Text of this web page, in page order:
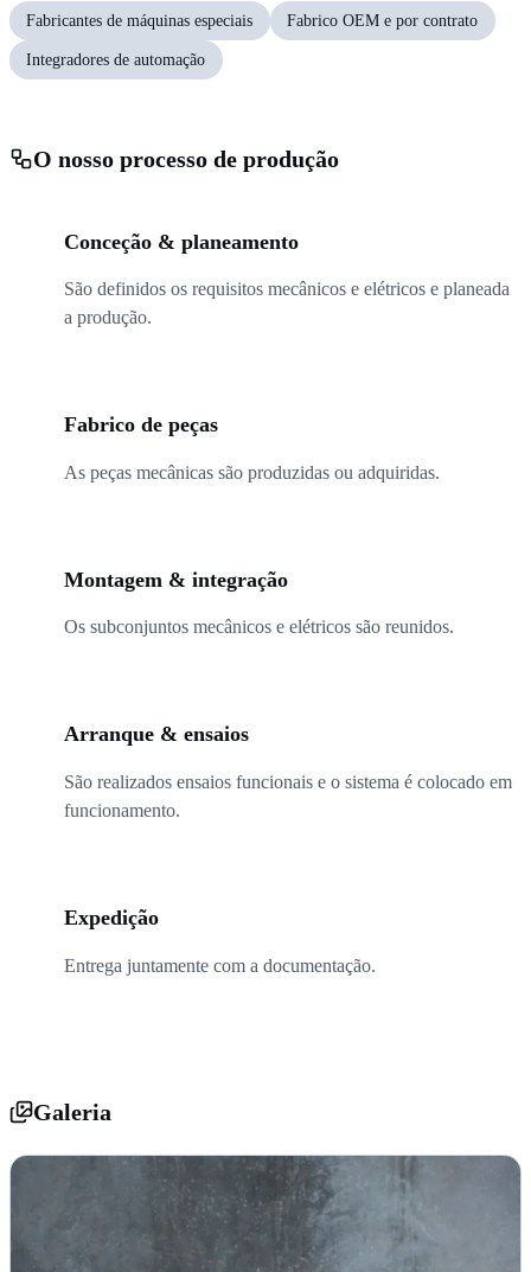
Fabricantes de máquinas especiais Fabrico OEM e por contrato
Integradores de automação
O nosso processo de produção
Conceção & planeamento
São definidos os requisitos mecânicos e elétricos e planeada
a produção.
Fabrico de peças
As peças mecânicas são produzidas ou adquiridas.
Montagem & integração
Os subconjuntos mecânicos e elétricos são reunidos.
Arranque & ensaios
São realizados ensaios funcionais e o sistema é colocado em
funcionamento.
Expedição
Entrega juntamente com a documentação.
Galeria